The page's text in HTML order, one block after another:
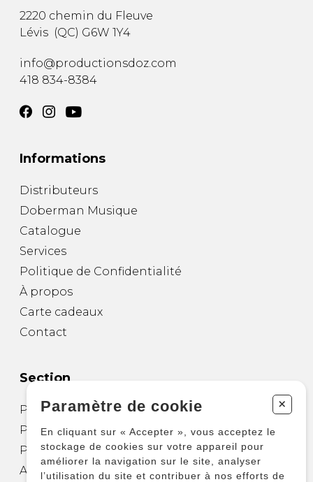
2220 chemin du Fleuve
Lévis (QC) G6W 1Y4
info@productionsdoz.com
418 834-8384
Informations
Distributeurs
Doberman Musique
Catalogue
Services
Politique de Confidentialité
À propos
Carte cadeaux
Contact
Section
Partitions pour guitare
Partitions pour autres instruments
Partitions pour ensembles
Autres produits
Paramètre de cookie +
En cliquant sur « Accepter », vous acceptez le
stockage de cookies sur votre appareil pour
améliorer la navigation sur le site, analyser
l’utilisation du site et contribuer à nos efforts de